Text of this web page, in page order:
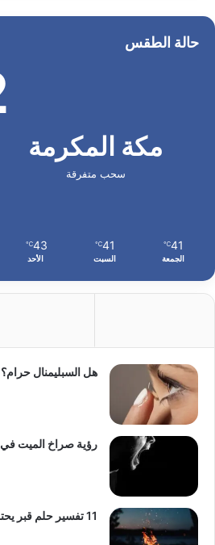
حالة الطقس
مكة المكرمة
سحب متفرقة
41
℃
الجمعة
41
℃
السبت
43
℃
الأحد
هل السبليمنال حرام؟
رؤية صراخ الميت في
11 تفسير حلم قبر يحترق ويشعل بشدة في المنام؟